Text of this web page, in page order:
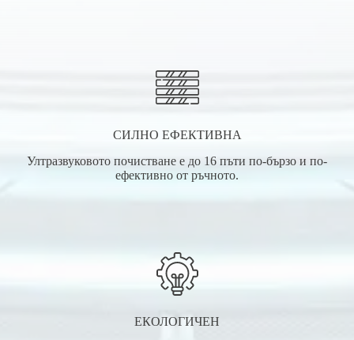
СИЛНО ЕФЕКТИВНА
Ултразвуковото почистване е до 16 пъти по-бързо и по-
ефективно от ръчното.
ЕКОЛОГИЧЕН